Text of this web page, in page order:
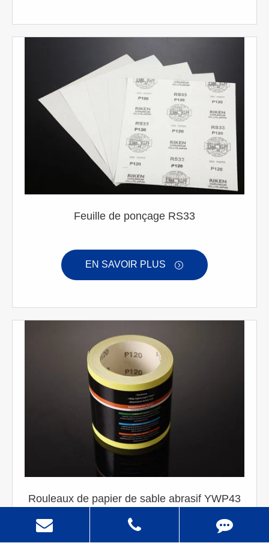
Feuille de ponçage RS33
EN SAVOIR PLUS 
Rouleaux de papier de sable abrasif YWP43